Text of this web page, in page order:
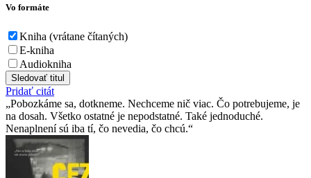
Vo formáte
Kniha (vrátane čítaných)
E-kniha
Audiokniha
Sledovať titul
Pridať citát
Pobozkáme sa, dotkneme. Nechceme nič viac. Čo potrebujeme, je
na dosah. Všetko ostatné je nepodstatné. Také jednoduché.
Nenaplnení sú iba tí, čo nevedia, čo chcú.